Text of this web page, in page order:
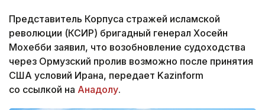
Представитель Корпуса стражей исламской
революции (КСИР) бригадный генерал Хосейн
Мохебби заявил, что возобновление судоходства
через Ормузский пролив возможно после принятия
США условий Ирана, передает Kazinform
со ссылкой на Анадолу.